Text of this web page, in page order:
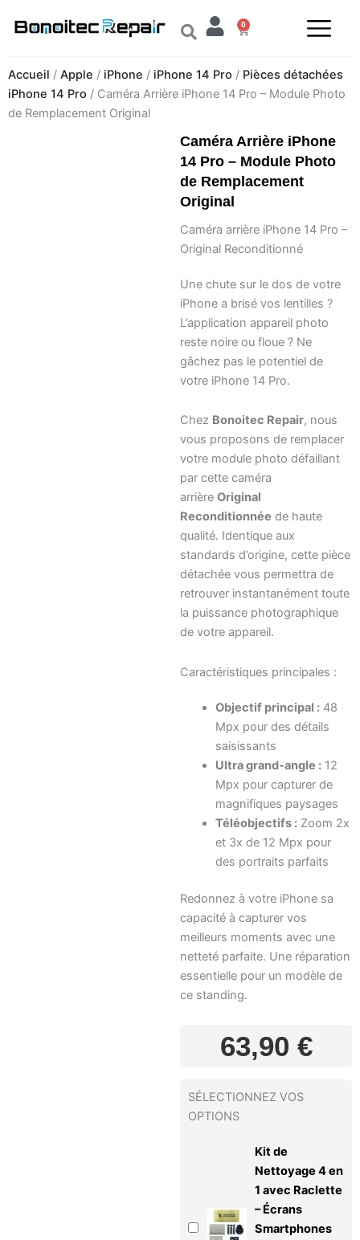
0
Panier
Accueil / Apple / iPhone / iPhone 14 Pro / Pièces détachées
iPhone 14 Pro / Caméra Arrière iPhone 14 Pro – Module Photo
de Remplacement Original
Caméra Arrière iPhone
14 Pro – Module Photo
de Remplacement
Original
Caméra arrière iPhone 14 Pro –
Original Reconditionné
Une chute sur le dos de votre
iPhone a brisé vos lentilles ?
L’application appareil photo
reste noire ou floue ? Ne
gâchez pas le potentiel de
votre iPhone 14 Pro.
Chez Bonoitec Repair, nous
vous proposons de remplacer
votre module photo défaillant
par cette caméra
arrière Original
Reconditionnée de haute
qualité. Identique aux
standards d’origine, cette pièce
détachée vous permettra de
retrouver instantanément toute
la puissance photographique
de votre appareil.
Caractéristiques principales :
Objectif principal :48
Mpx pour des détails
saisissants
Ultra grand-angle :12
Mpx pour capturer de
magnifiques paysages
Téléobjectifs :Zoom 2x
et 3x de 12 Mpx pour
des portraits parfaits
Redonnez à votre iPhone sa
capacité à capturer vos
meilleurs moments avec une
netteté parfaite. Une réparation
essentielle pour un modèle de
ce standing.
63,90 €
SÉLECTIONNEZ VOS
OPTIONS
Kit de
Nettoyage 4 en
1 avec Raclette
– Écrans
Smartphones